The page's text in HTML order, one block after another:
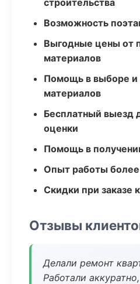
строительства
Возможность
Выгодные цены от
материалов
Помощь в выборе и
материалов
Бесплатный выезд
оценки
Помощь в
Опыт работы более
Скидки при заказе
Отзывы
Делали ремонт
Работали